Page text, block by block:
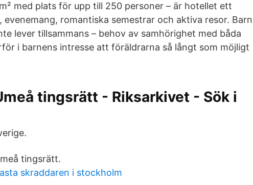
med plats för upp till 250 personer – är hotellet ett
romantiska semestrar och aktiva resor. Barn
lever tillsammans – behov av samhörighet med båda
i barnens intresse att föräldrarna så långt som möjligt
tingsrätt - Riksarkivet - Sök i
tingsrätt.
skraddaren i stockholm